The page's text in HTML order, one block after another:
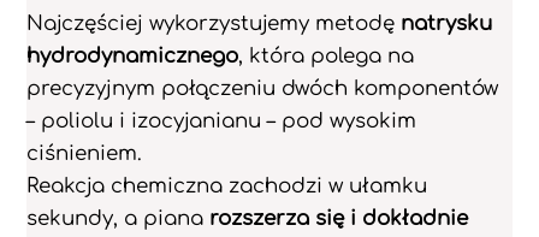
Najczęściej wykorzystujemy metodę natrysku
hydrodynamicznego, która polega na
precyzyjnym połączeniu dwóch komponentów
– poliolu i izocyjanianu – pod wysokim
ciśnieniem.
Reakcja chemiczna zachodzi w ułamku
sekundy, a piana rozszerza się i dokładnie